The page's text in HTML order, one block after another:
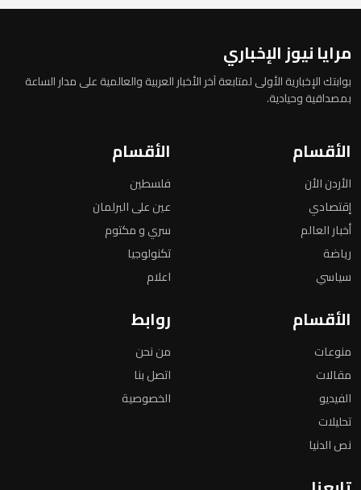
مرايا نيوز الإخباري
بوابتك الإخبارية الأولى لمتابعة آخر الأخبار العربية والعالمية على مدار الساعة
بمصداقية وحيادية.
الأقسام
الأردن الأن
إقتصادي
أخبار العالم
رياضة
سياسي
الأقسام
فلسطين
عين على البرلمان
سري و مكتوم
تكنولوجيا
اعلام
الأقسام
منوعات
مقالات
الفيديو
تحليلات
نص الدنيا
روابط
من نحن
اتصل بنا
الخصوصية